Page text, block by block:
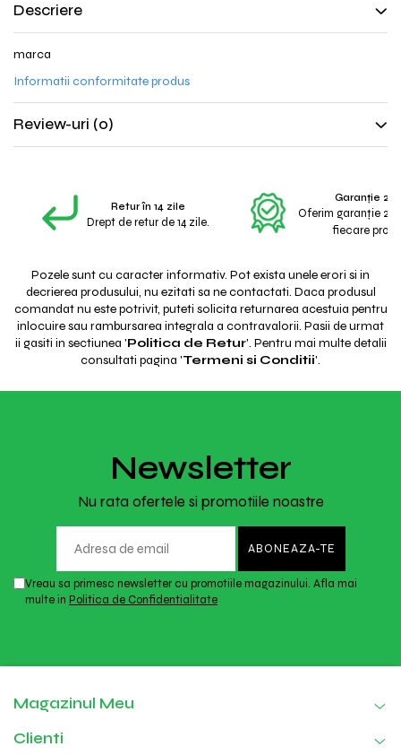
Descriere
marca
Informatii conformitate produs
Review-uri (0)
Retur în 14 zile
Drept de retur de 14 zile.
Garanție 2
Oferim garanție 2
fiecare
Pozele sunt cu caracter informativ. Pot exista unele erori si in
decrierea produsului, nu ezitati sa ne contactati. Daca produsul
comandat nu este potrivit, puteti solicita returnarea acestuia pentru
inlocuire sau rambursarea integrala a contravalorii. Pasii de urmat
ii gasiti in sectiunea 'Politica de Retur'. Pentru mai multe detalii
consultati pagina 'Termeni si Conditii'.
Newsletter
Nu rata ofertele si promotiile noastre
Vreau sa primesc newsletter cu promotiile magazinului. Afla mai
multe in Politica de Confidentialitate
Magazinul Meu
Clienti